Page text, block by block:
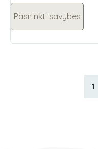
Pasirinkti savybes
1